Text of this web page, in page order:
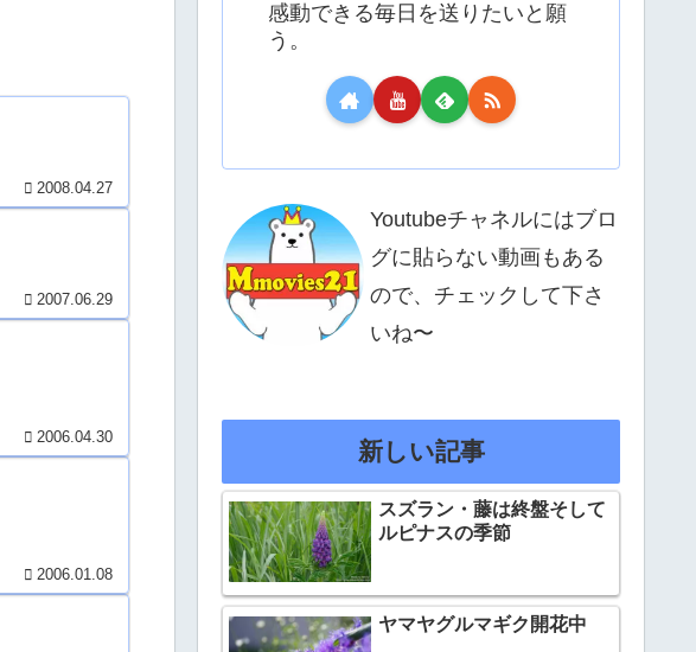
2008.04.27
2007.06.29
2006.04.30
2006.01.08
感動できる毎日を送りたいと願
う。
Youtubeチャネルにはブロ
グに貼らない動画もある
ので、チェックして下さ
いね〜
新しい記事
スズラン・藤は終盤そして
ルピナスの季節
ヤマヤグルマギク開花中